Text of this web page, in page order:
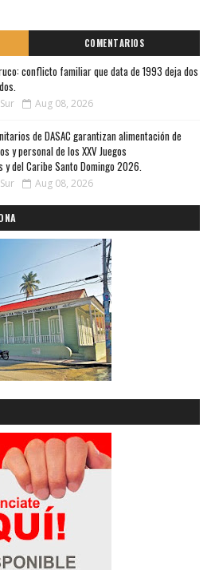
COMENTARIOS
conflicto familiar que data de 1993 deja dos
Aug 08, 2026
de DASAC garantizan alimentación de
y personal de los XXV Juegos
y del Caribe Santo Domingo 2026.
Aug 08, 2026